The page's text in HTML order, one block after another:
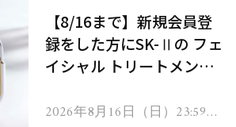
【8/16まで】新規会員登
録をした方にSK-Ⅱの フェ
イシャル トリートメント
2026年8月16日（日）23:59ま